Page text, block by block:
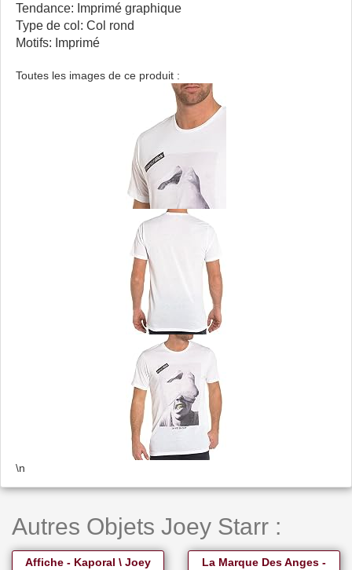
Tendance: Imprimé graphique
Type de col: Col rond
Motifs: Imprimé
Toutes les images de ce produit :
\n
Autres Objets Joey Starr :
Affiche - Kaporal \ Joey
La Marque Des Anges -